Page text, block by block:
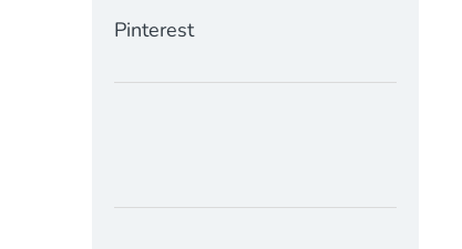
Pinterest